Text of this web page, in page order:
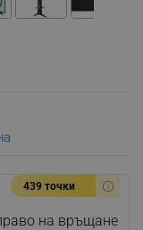
439 точки
на връщане